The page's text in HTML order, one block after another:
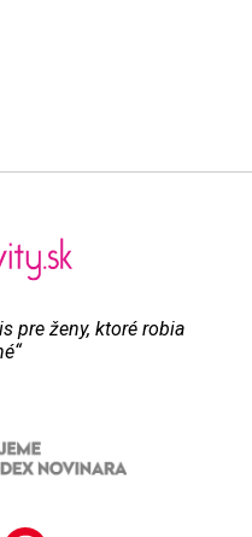
pre ženy, ktoré robia